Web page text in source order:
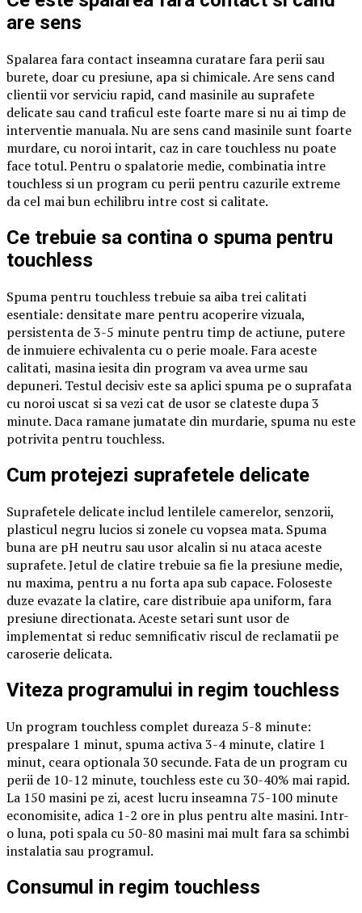
are sens
Spalarea fara contact inseamna curatare fara perii sau
burete, doar cu presiune, apa si chimicale. Are sens cand
clientii vor serviciu rapid, cand masinile au suprafete
delicate sau cand traficul este foarte mare si nu ai timp de
interventie manuala. Nu are sens cand masinile sunt foarte
murdare, cu noroi intarit, caz in care touchless nu poate
face totul. Pentru o spalatorie medie, combinatia intre
touchless si un program cu perii pentru cazurile extreme
da cel mai bun echilibru intre cost si calitate.
Ce trebuie sa contina o spuma pentru
touchless
Spuma pentru touchless trebuie sa aiba trei calitati
esentiale: densitate mare pentru acoperire vizuala,
persistenta de 3-5 minute pentru timp de actiune, putere
de inmuiere echivalenta cu o perie moale. Fara aceste
calitati, masina iesita din program va avea urme sau
depuneri. Testul decisiv este sa aplici spuma pe o suprafata
cu noroi uscat si sa vezi cat de usor se clateste dupa 3
minute. Daca ramane jumatate din murdarie, spuma nu este
potrivita pentru touchless.
Cum protejezi suprafetele delicate
Suprafetele delicate includ lentilele camerelor, senzorii,
plasticul negru lucios si zonele cu vopsea mata. Spuma
buna are pH neutru sau usor alcalin si nu ataca aceste
suprafete. Jetul de clatire trebuie sa fie la presiune medie,
nu maxima, pentru a nu forta apa sub capace. Foloseste
duze evazate la clatire, care distribuie apa uniform, fara
presiune directionata. Aceste setari sunt usor de
implementat si reduc semnificativ riscul de reclamatii pe
caroserie delicata.
Viteza programului in regim touchless
Un program touchless complet dureaza 5-8 minute:
prespalare 1 minut, spuma activa 3-4 minute, clatire 1
minut, ceara optionala 30 secunde. Fata de un program cu
perii de 10-12 minute, touchless este cu 30-40% mai rapid.
La 150 masini pe zi, acest lucru inseamna 75-100 minute
economisite, adica 1-2 ore in plus pentru alte masini. Intr-
o luna, poti spala cu 50-80 masini mai mult fara sa schimbi
instalatia sau programul.
Consumul in regim touchless